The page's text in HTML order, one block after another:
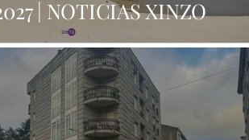
| NOTICIAS XINZO